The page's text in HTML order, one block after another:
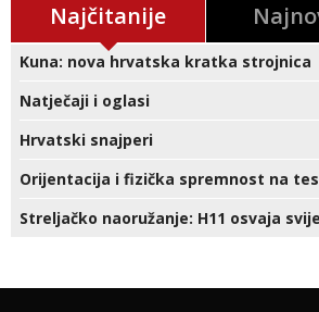
Najčitanije
Kuna: nova hrvatska kratka strojnica
Natječaji i oglasi
Hrvatski snajperi
Orijentacija i fizička spremnost na
Streljačko naoružanje: H11 osvaja